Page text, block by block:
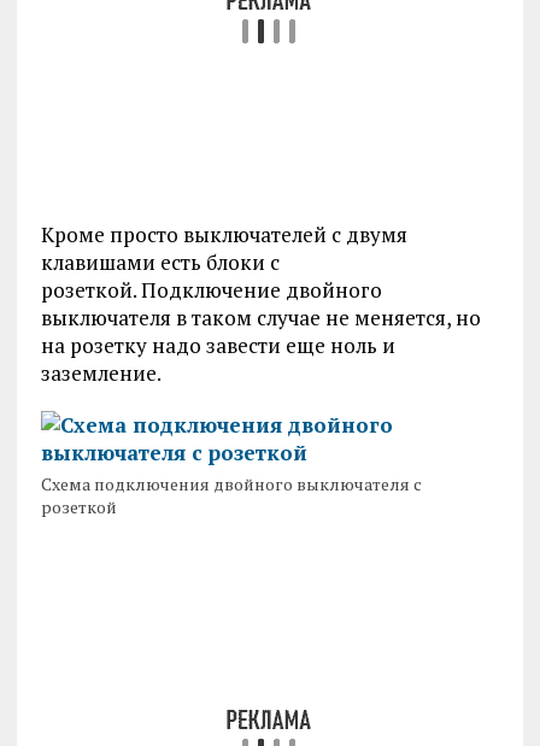
Кроме просто выключателей с двумя
клавишами есть блоки с
розеткой. Подключение двойного
выключателя в таком случае не меняется, но
на розетку надо завести еще ноль и
заземление.
Схема подключения двойного выключателя с
розеткой